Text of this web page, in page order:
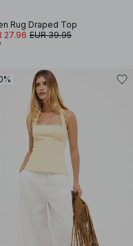
Rug Draped Top
27.96 EUR 39.95